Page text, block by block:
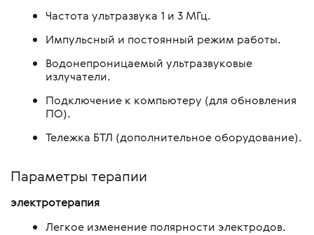
Частота ультразвука 1 и 3 МГц.
Импульсный и постоянный режим работы.
Водонепроницаемый ультразвуковые
излучатели.
Подключение к компьютеру (для обновления
ПО).
Тележка БТЛ (дополнительное оборудование).
Параметры терапии
электротерапия
Легкое изменение полярности электродов.